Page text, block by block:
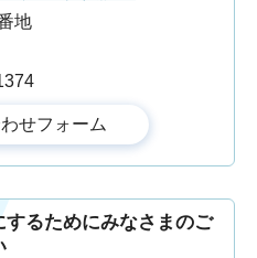
地
るためにみなさまのご